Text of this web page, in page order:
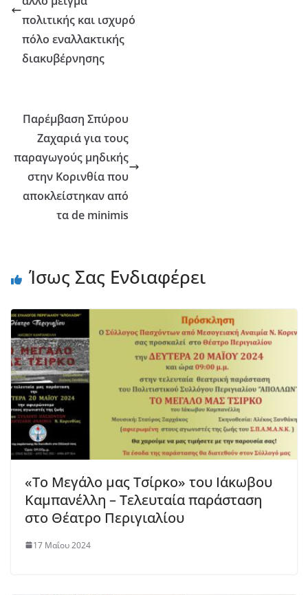
πολιτικής και ισχυρό
πόλο εναλλακτικής
διακυβέρνησης
Παρέμβαση Σπύρου
Ζαχαριά για τους
παραγωγούς μηδικής
στην Κορινθία που
αποκλείστηκαν από
τα de minimis
Ίσως Σας Ενδιαφέρει
«Το Μεγάλο μας Τσίρκο» του Ιάκωβου
Καμπανέλλη – Τελευταία παράσταση
στο Θέατρο Περιγιαλίου
17 Μαΐου 2024